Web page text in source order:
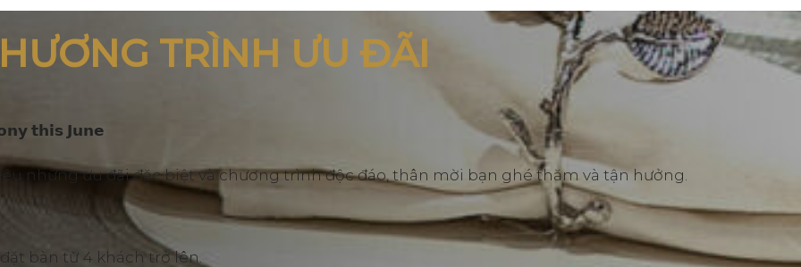
TRÌNH ƯU ĐÃI
𝘁𝗵𝗶𝘀 𝗝𝘂𝗻𝗲
những ưu đãi đặc biệt và chương trình độc đáo, thân mời bạn ghé thăm và tận hưởng.
bàn từ 4 khách trở lên.